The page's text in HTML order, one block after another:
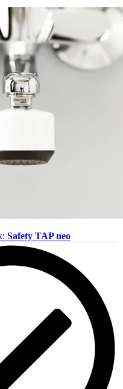
Safety TAP neo